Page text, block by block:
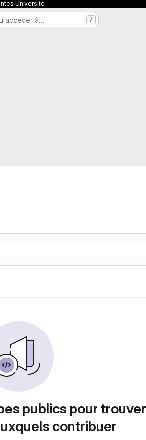
Université
accéder à… /
publics pour trouver
contribuer